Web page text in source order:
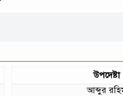
উপদেষ্টা
আব্দুর